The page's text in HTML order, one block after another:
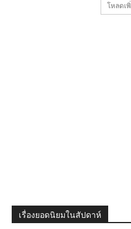
โหลดเ
เรื่องยอดนิยมในสัปดาห์